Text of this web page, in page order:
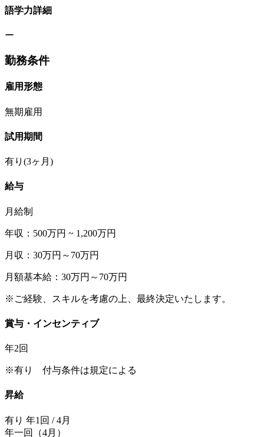
語学力詳細
ー
勤務条件
雇用形態
無期雇用
試用期間
有り(3ヶ月)
給与
月給制
年収：500万円 ~ 1,200万円
月収：30万円～70万円
月額基本給：30万円～70万円
※ご経験、スキルを考慮の上、最終決定いたします。
賞与・インセンティブ
年2回
※有り 付与条件は規定による
昇給
有り 年1回 / 4月
年一回（4月）